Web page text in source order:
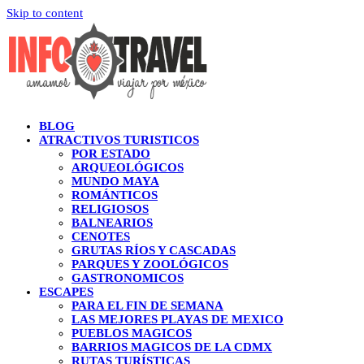
Skip to content
BLOG
ATRACTIVOS TURISTICOS
POR ESTADO
ARQUEOLÓGICOS
MUNDO MAYA
ROMÁNTICOS
RELIGIOSOS
BALNEARIOS
CENOTES
GRUTAS RÍOS Y CASCADAS
PARQUES Y ZOOLÓGICOS
GASTRONOMICOS
ESCAPES
PARA EL FIN DE SEMANA
LAS MEJORES PLAYAS DE MEXICO
PUEBLOS MAGICOS
BARRIOS MAGICOS DE LA CDMX
RUTAS TURÍSTICAS